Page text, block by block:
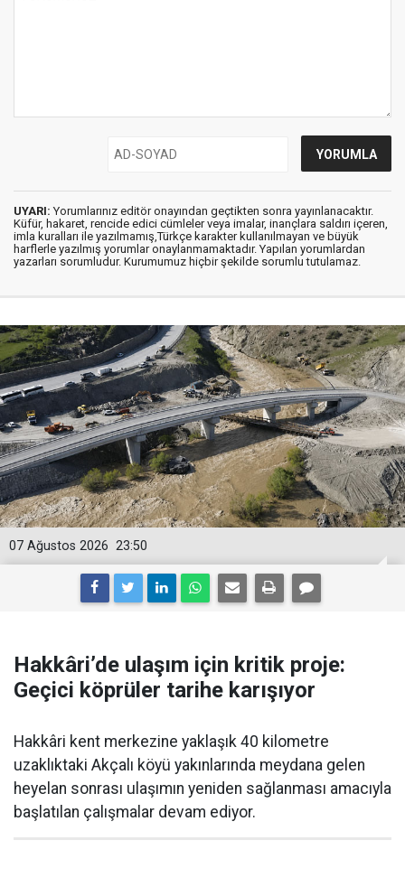
UYARI: Yorumlarınız editör onayından geçtikten sonra yayınlanacaktır.
Küfür, hakaret, rencide edici cümleler veya imalar, inançlara saldırı içeren,
imla kuralları ile yazılmamış,Türkçe karakter kullanılmayan ve büyük
harflerle yazılmış yorumlar onaylanmamaktadır. Yapılan yorumlardan
yazarları sorumludur. Kurumumuz hiçbir şekilde sorumlu tutulamaz.
23:50
07 Ağustos 2026
Hakkâri’de ulaşım için kritik proje:
Geçici köprüler tarihe karışıyor
Hakkâri kent merkezine yaklaşık 40 kilometre
uzaklıktaki Akçalı köyü yakınlarında meydana gelen
heyelan sonrası ulaşımın yeniden sağlanması amacıyla
başlatılan çalışmalar devam ediyor.